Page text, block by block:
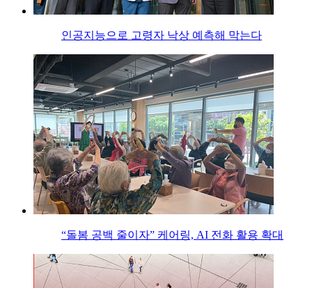
인공지능으로 고령자 낙상 예측해 막는다
“돌봄 공백 줄이자” 케어링, AI 전화 활용 확대